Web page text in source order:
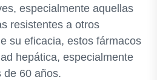
especialmente aquellas
resistentes a otros
su eficacia, estos fármacos
hepática, especialmente
de 60 años.